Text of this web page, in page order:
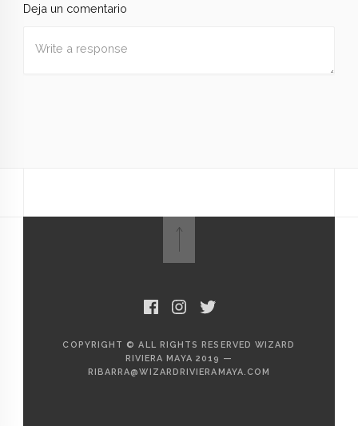
Deja un comentario
Guardar mi nombre, correo electrónico y sitio web en
COPYRIGHT © ALL RIGHTS RESERVED WIZARD
RIVIERA MAYA 2019 —
RIBARRA@WIZARDRIVIERAMAYA.COM